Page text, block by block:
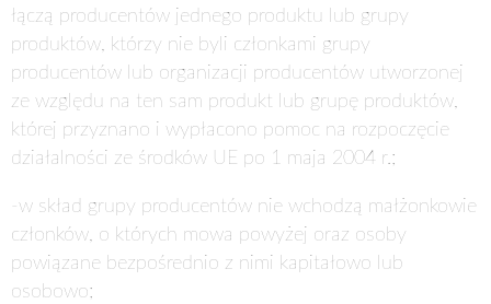
łączą producentów jednego produktu lub grupy
produktów, którzy nie byli członkami grupy
producentów lub organizacji producentów utworzonej
ze względu na ten sam produkt lub grupę produktów,
której przyznano i wypłacono pomoc na rozpoczęcie
działalności ze środków UE po 1 maja 2004 r.;
-w skład grupy producentów nie wchodzą małżonkowie
członków, o których mowa powyżej oraz osoby
powiązane bezpośrednio z nimi kapitałowo lub
osobowo;